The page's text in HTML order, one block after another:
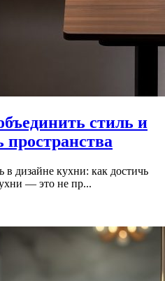
стиль и
в дизайне кухни: как достичь
— это не пр...